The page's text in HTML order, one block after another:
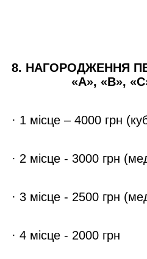
8. НАГОРОДЖЕННЯ
«А», «В»,
· 1 місце – 4000 грн
· 2 місце - 3000 грн
· 3 місце - 2500 грн
· 4 місце - 2000 грн